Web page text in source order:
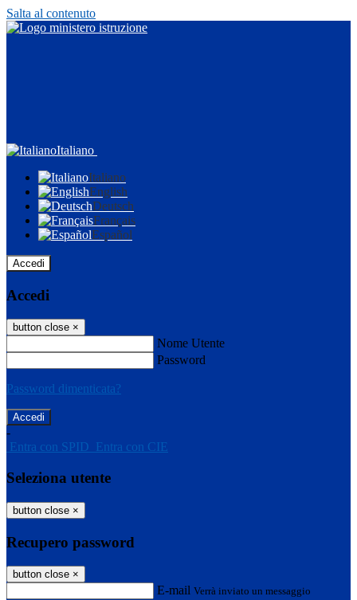
Salta al contenuto
Italiano
Italiano
English
Deutsch
Français
Español
Accedi
Accedi
button close ×
Nome Utente
Password
Password dimenticata?
-
Entra con SPID Entra con CIE
Seleziona utente
button close ×
Recupero password
button close ×
E-mail Verrà inviato un messaggio